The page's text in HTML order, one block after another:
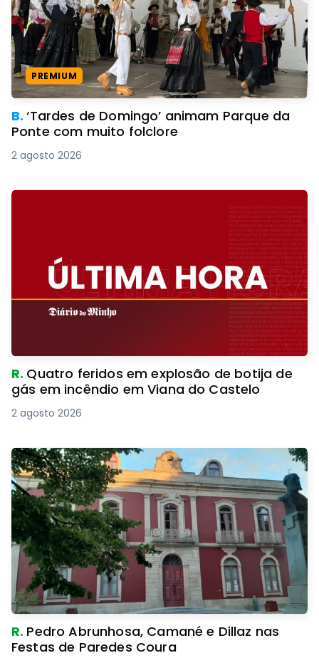
PREMIUM
B.‘Tardes de Domingo’ animam Parque da
Ponte com muito folclore
2 agosto 2026
R. Quatro feridos em explosão de botija de
gás em incêndio em Viana do Castelo
2 agosto 2026
R. Pedro Abrunhosa, Camané e Dillaz nas
Festas de Paredes Coura